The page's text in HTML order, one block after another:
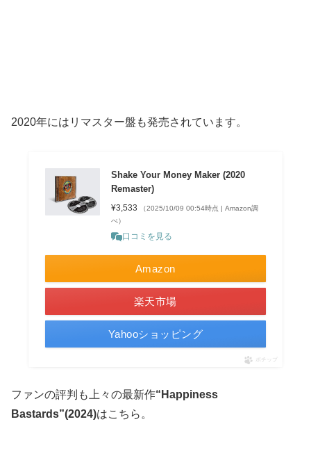
2020年にはリマスター盤も発売されています。
Shake Your Money Maker (2020
Remaster)
¥3,533
（2025/10/09 00:54時点 | Amazon調
べ）
口コミを見る
Amazon
楽天市場
Yahooショッピング
ポチップ
ファンの評判も上々の最新作“Happiness
Bastards”(2024)はこちら。